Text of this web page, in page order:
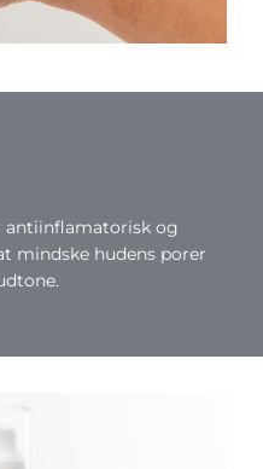
antiinflamatorisk og
mindske hudens porer